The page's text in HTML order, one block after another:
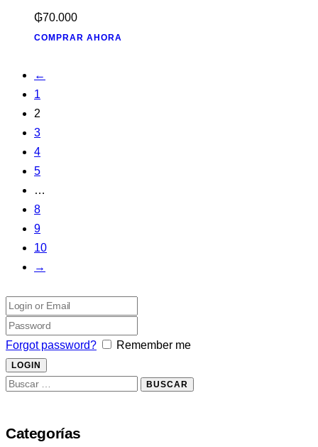
₲70.000
COMPRAR AHORA
←
1
2
3
4
5
…
8
9
10
→
Forgot password? Remember me
Buscar:
Categorías